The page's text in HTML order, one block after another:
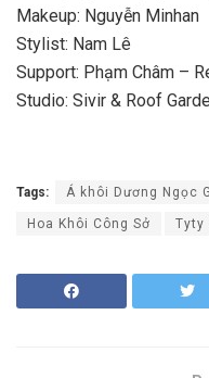
Makeup: Nguyễn Minhan
Stylist: Nam Lê
Support: Phạm Châm –
Studio: Sivir & Roof
Tags: Á khôi Dương Ngọc
Hoa Khôi Công Sở Tyty